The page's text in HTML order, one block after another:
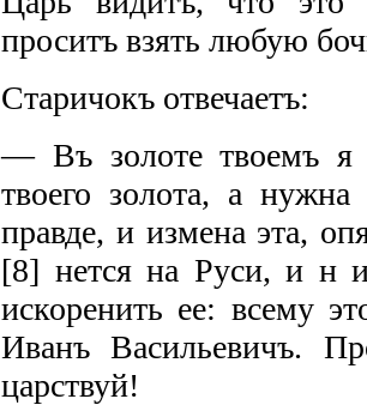
проситъ взять любую
Старичокъ отвечаетъ:
— Въ золоте твоемъ я
твоего золота, а
правде, и измена эта,
[8] нется на Руси, и н
искоренить ее: всему
Иванъ Васильевичъ.
царствуй!